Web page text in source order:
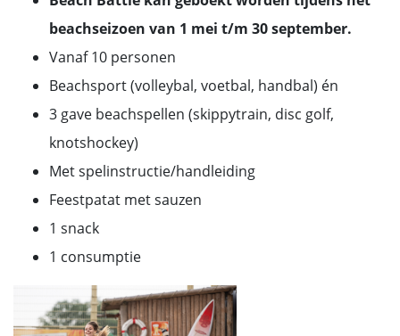
beachseizoen van 1 mei t/m 30 september.
Vanaf 10 personen
Beachsport (volleybal, voetbal, handbal) én
3 gave beachspellen (skippytrain, disc golf,
knotshockey)
Met spelinstructie/handleiding
Feestpatat met sauzen
1 snack
1 consumptie